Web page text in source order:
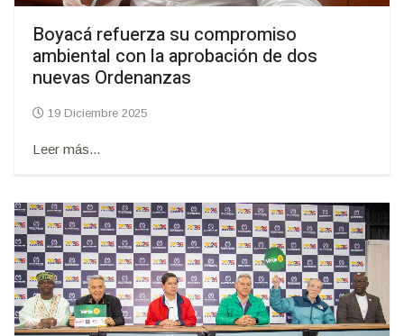
Boyacá refuerza su compromiso
ambiental con la aprobación de dos
nuevas Ordenanzas
19 Diciembre 2025
Leer más...